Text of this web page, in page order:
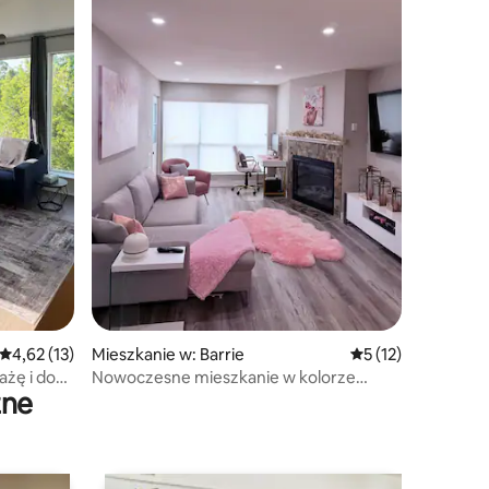
Średnia ocena: 4,62 na 5, liczba recenzji: 13
4,62 (13)
i do
Mieszkanie w: Barrie Średnia ocena: 5
5 (12)
Nowoczesne mieszkanie w kolorze